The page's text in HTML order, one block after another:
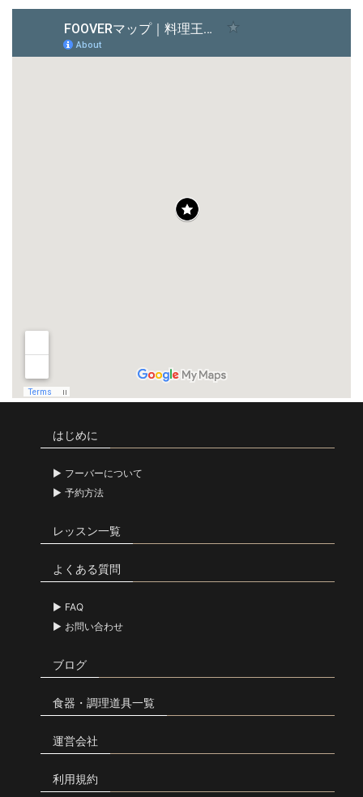
はじめに
フーバーについて
予約方法
レッスン一覧
よくある質問
FAQ
お問い合わせ
ブログ
食器・調理道具一覧
運営会社
利用規約